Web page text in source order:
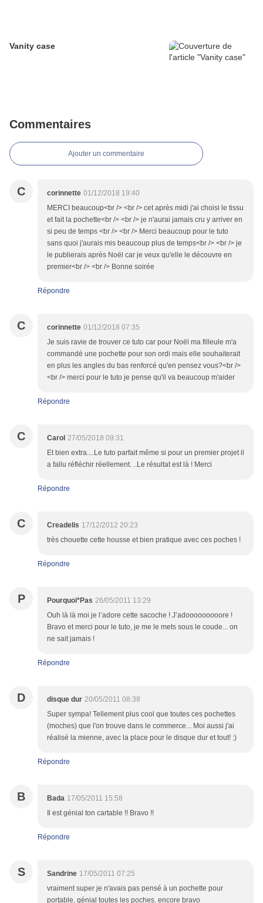
Vanity case
Commentaires
Ajouter un commentaire
C corinnette 01/12/2018 19:40
MERCI beaucoup<br /> <br /> cet après midi j'ai choisi le tissu
et fait la pochette<br /> <br /> je n'aurai jamais cru y arriver en
si peu de temps <br /> <br /> Merci beaucoup pour le tuto
sans quoi j'aurais mis beaucoup plus de temps<br /> <br /> je
le publierais après Noël car je veux qu'elle le découvre en
premier<br /> <br /> Bonne soirée
Répondre
C corinnette 01/12/2018 07:35
Je suis ravie de trouver ce tuto car pour Noël ma filleule m'a
commandé une pochette pour son ordi mais elle souhaiterait
en plus les angles du bas renforcé qu'en pensez vous?<br />
<br /> merci pour le tuto je pense qu'il va beaucoup m'aider
Répondre
C Carol 27/05/2018 09:31
Et bien extra....Le tuto parfait même si pour un premier projet il
a fallu réfléchir réellement. ..Le résultat est là ! Merci
Répondre
C Creadelis 17/12/2012 20:23
très chouette cette housse et bien pratique avec ces poches !
Répondre
P Pourquoi*Pas 26/05/2011 13:29
Ouh là là moi je l’adore cette sacoche ! J’adooooooooore !
Bravo et merci pour le tuto, je me le mets sous le coude... on
ne sait jamais !
Répondre
D disque dur 20/05/2011 08:38
Super sympa! Tellement plus cool que toutes ces pochettes
(moches) que l'on trouve dans le commerce... Moi aussi j'ai
réalisé la mienne, avec la place pour le disque dur et tout! :)
Répondre
B Bada 17/05/2011 15:58
Il est génial ton cartable !! Bravo !!
Répondre
S Sandrine 17/05/2011 07:25
vraiment super je n'avais pas pensé à un pochette pour
portable, génial toutes les poches, encore bravo